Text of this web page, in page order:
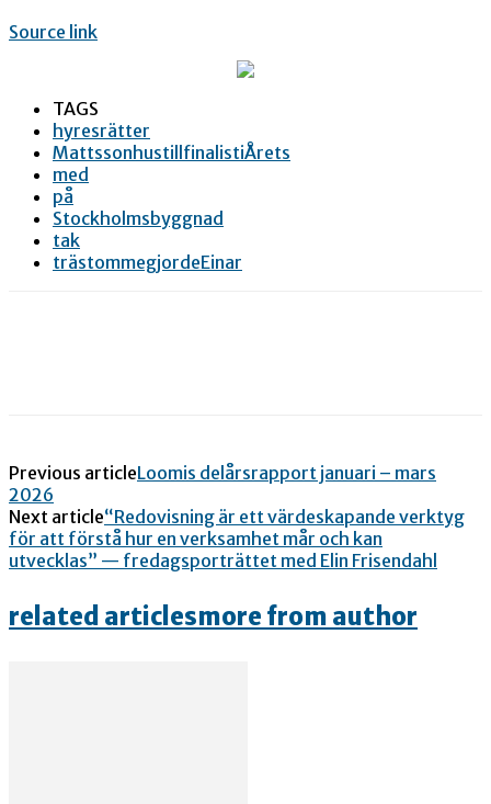
Source link
TAGS
hyresrätter
MattssonhustillfinalistiÅrets
med
på
Stockholmsbyggnad
tak
trästommegjordeEinar
Previous articleLoomis delårsrapport januari – mars
2026
Next article“Redovisning är ett värdeskapande verktyg
för att förstå hur en verksamhet mår och kan
utvecklas” — fredagsporträttet med Elin Frisendahl
related articlesmore from author